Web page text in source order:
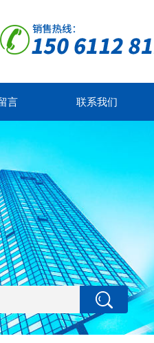
言 联系我们